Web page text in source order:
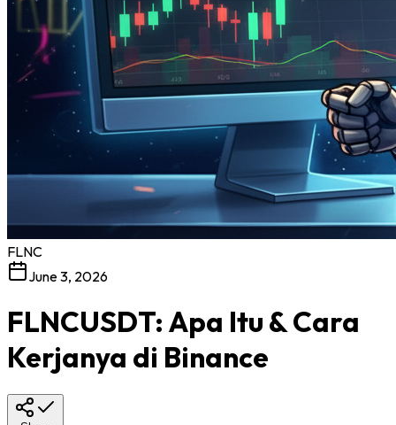
FLNC
June 3, 2026
FLNCUSDT: Apa Itu & Cara
Kerjanya di Binance